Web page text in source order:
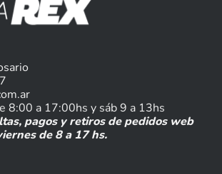
8:00 a 17:00hs y sáb 9 a 13hs
pagos y retiros de pedidos web
de 8 a 17 hs.